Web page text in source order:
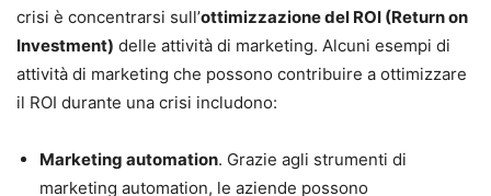
crisi è concentrarsi sull’ottimizzazione del ROI (Return on
Investment) delle attività di marketing. Alcuni esempi di
attività di marketing che possono contribuire a ottimizzare
il ROI durante una crisi includono:
Marketing automation. Grazie agli strumenti di
marketing automation, le aziende possono